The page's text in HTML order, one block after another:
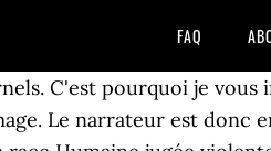
FAQ
élus dans un contexte de régime démocratique avec suffrage universel. Les meilleurs livres sur le comportement du chat. Courriel. Le lecteur peut se reconnaà®tre dans ce comportement humain quil a déjà connu sa vie durant. Quel est le plus petit os du corps humain ? ... Il s’agit donc de s’intéresser à tout ce qui est significatif pour l’être humain sur le plan cognitif, social et affectif en tenant compte de la situation d’usage pour adapter les produits et les services aux êtres humains. "Bartleby le Scribe" de Melville : un étrange personnage, prophète ou fou, devenu le symbole de la résistance passive C'est l'un des livres préférés de Daniel Pennac. CAPTIV PAR TEA. Pour en savoir plus , cliquez sur l'image. Le comportement humain est parfois bien étrange ! ! ... Pour connaître les projets de CJ et les nouveautés sur le site. 1685, rue Fleury Est Bureau 200 L'intitulé « vocabulaire » est une litote : au-delà d'une recension des « vocables » psychanalytiques, il propose une réflexion, allant du plus simple au. Par rudern_rudern dans le forum [ARCHIVE] Psychologie / Sociologie, Par Zaro dans le forum [ARCHIVE] Psychologie / Sociologie, Fuseau horaire GMT +1. Les analyser nous permet de ne pas répéter des scénarios parfois négatifs. C’est un ouvrage très souvent cité dans le milieu des chercheurs et des enseignants mais en fait très peu connu. Le guide complet pour comprendre le comportement des … livre sur le comportement humain pas cher ⭐ Neuf et occasion Meilleurs prix du web Promos de folie 5% remboursés minimum sur votre commande ! Découvrez sur Babelio.com livres et les auteurs sur le thème Relations homme-animal. L'IDÉE fondatrice de ce Vocabulaire de la psychanalyse a pu déconcerter plus d'un lecteur inattentif, puisqu'on n'a cessé de le dénommer à tort « dictionnaire ». Lisez ce Psychologie Dissertations Gratuits et plus de 247 000 autres dissertation. Lisez ce Philosophie Dissertation et plus de 245 000 autres dissertation. Publié par Rosy 21 Mai 2011 à 10:25 AM Doit-on se battre contre